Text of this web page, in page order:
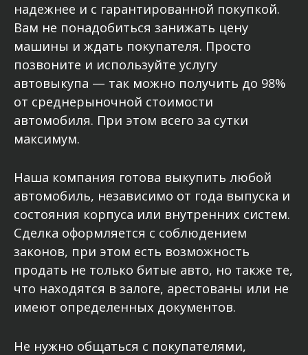
надежнее и с гарантированной покупкой.
Вам не понадобиться занижать цену
машины и ждать покупателя. Просто
позвоните и используйте услугу
автовыкупа — так можно получить до 98%
от среднерыночной стоимости
автомобиля. При этом всего за сутки
максимум.
Наша компания готова выкупить любой
автомобиль, независимо от года выпуска и
состояния корпуса или внутренних систем.
Сделка оформляется с соблюдением
законов, при этом есть возможность
продать не только битые авто, но также те,
что находятся в залоге, арестованы или не
имеют определенных документов.
Не нужно общаться с покупателями,